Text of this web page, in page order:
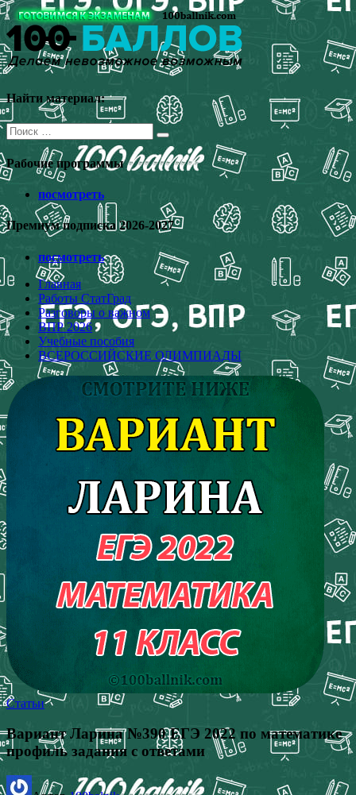
Перейти
к
содержимому
Найти материал:
Поиск
для:
Рабочие программы
посмотреть
Премиум подписка 2026-2027
посмотреть
Главная
Работы СтатГрад
Разговоры о важном
ВПР 2026
Учебные пособия
ВСЕРОССИЙСКИЕ ОЛИМПИАДЫ
Статьи
Вариант Ларина №390 ЕГЭ 2022 по математике
профиль задания с ответами